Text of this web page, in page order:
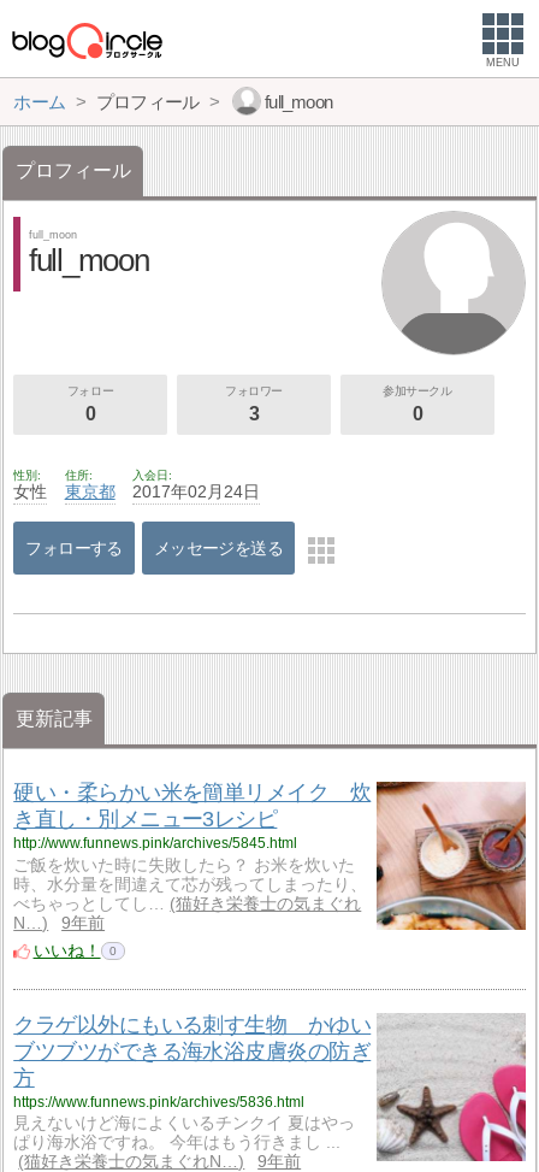
MENU
ホーム プロフィール full_moon
プロフィール
full_moon
full_moon
フォロー
0
フォロワー
3
参加サークル
0
性別
女性
住所
東京都
入会日
2017年02月24日
フォローする メッセージを送る
更新記事
硬い・柔らかい米を簡単リメイク 炊
き直し・別メニュー3レシピ
http://www.funnews.pink/archives/5845.html
ご飯を炊いた時に失敗したら？ お米を炊いた
時、水分量を間違えて芯が残ってしまったり、
べちゃっとしてし…
猫好き栄養士の気まぐれ
N…
9年前
いいね！
0
クラゲ以外にもいる刺す生物 かゆい
ブツブツができる海水浴皮膚炎の防ぎ
方
https://www.funnews.pink/archives/5836.html
見えないけど海によくいるチンクイ 夏はやっ
ぱり海水浴ですね。 今年はもう行きまし ...
猫好き栄養士の気まぐれN…
9年前